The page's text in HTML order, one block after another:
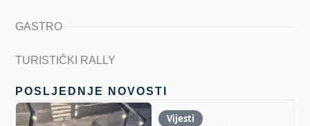
GASTRO
TURISTIČKI RALLY
POSLJEDNJE NOVOSTI
Vijesti